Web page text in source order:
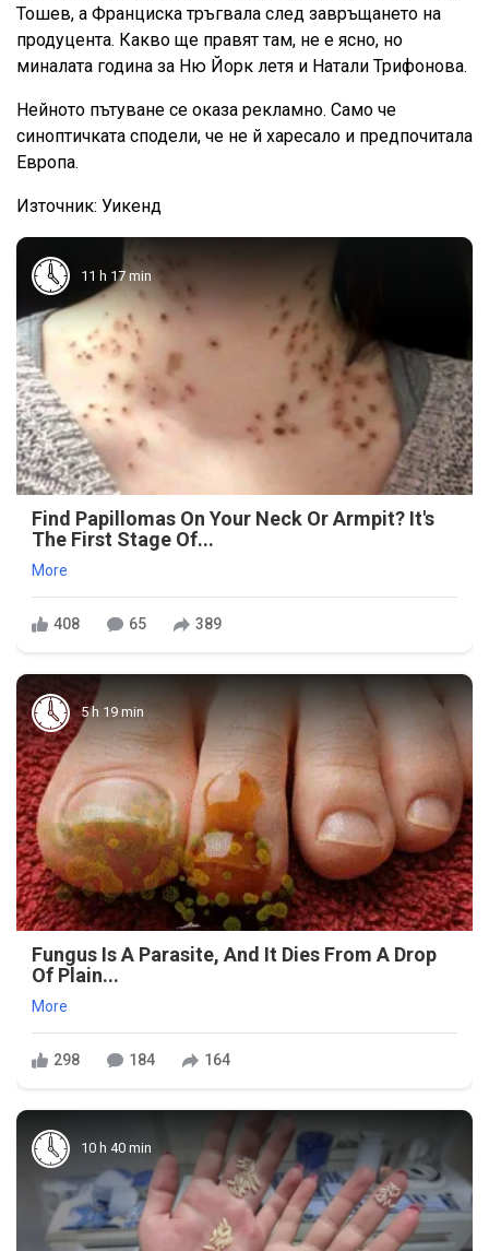
Тошев, а Франциска тръгвала след завръщането на
продуцента. Какво ще правят там, не е ясно, но
миналата година за Ню Йорк летя и Натали Трифонова.
Нейното пътуване се оказа рекламно. Само че
синоптичката сподели, че не й харесало и предпочитала
Европа.
Източник: Уикенд
11 h 17 min
Find Papillomas On Your Neck Or Armpit? It's
The First Stage Of...
More
408 65 389
5 h 19 min
Fungus Is A Parasite, And It Dies From A Drop
Of Plain...
More
298 184 164
10 h 40 min